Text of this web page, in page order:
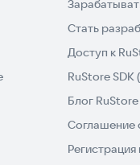
Стать
Доступ к
RuStore SDK
Блог
Соглашение